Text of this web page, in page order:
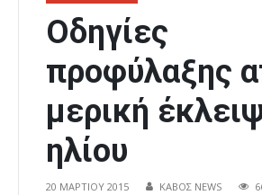
Οδηγίες
προφύλαξης
μερική
ηλίου
20 ΜΑΡΤΊΟΥ 2015 ΚΑΒΟΣ NEWS